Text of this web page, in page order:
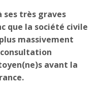
ses très graves
que la société civile
massivement
avant la